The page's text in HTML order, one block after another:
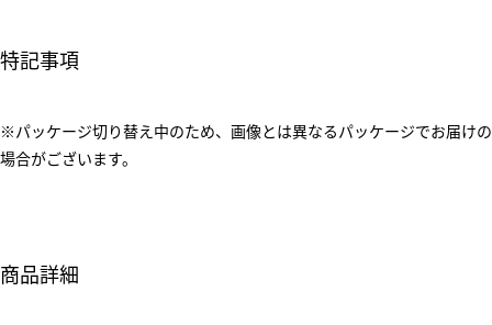
特記事項
※パッケージ切り替え中のため、画像とは異なるパッケージでお届けの
場合がございます。
商品詳細